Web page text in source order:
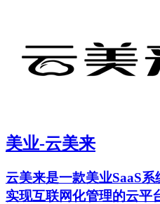
美业-云美来
云美来是一款美业SaaS
实现互联网化管理的云平